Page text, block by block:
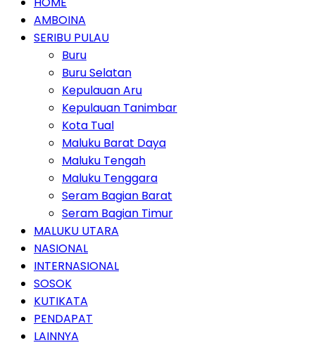
AMBOINA
SERIBU PULAU
Buru
Buru Selatan
Kepulauan Aru
Kepulauan Tanimbar
Kota Tual
Maluku Barat Daya
Maluku Tengah
Maluku Tenggara
Seram Bagian Barat
Seram Bagian Timur
MALUKU UTARA
NASIONAL
INTERNASIONAL
SOSOK
KUTIKATA
PENDAPAT
LAINNYA